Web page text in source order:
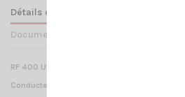
Détails du produit
Documents joints
RF 400 UF Câble 11mm ultra-flex faible perte
Conducteur 7 brins